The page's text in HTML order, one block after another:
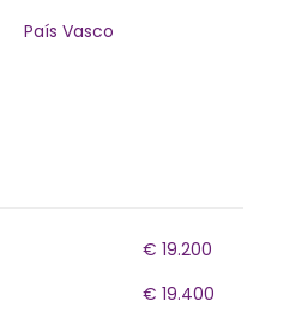
País Vasco
€ 19.200
€ 19.400